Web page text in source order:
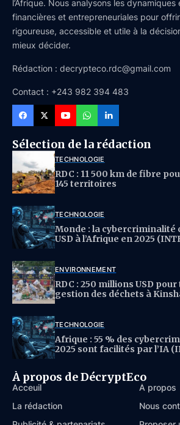
l’Afrique. Nous analysons les dynamiques
financières et entrepreneuriales pour
rigoureuse, accessible et utile à la
mieux décider.
Rédaction : decrypteco.rdc@gmail.com
Contact : +243 982 394 483
Sélection de la rédaction
TECHNOLOGIE
RDC : 11 500 km de fibre
145 territoires
TECHNOLOGIE
Monde : la cybercriminalité
USD à l’Afrique en 2025
ENVIRONNEMENT
RDC : 250 millions USD
gestion des déchets à
TECHNOLOGIE
Afrique : 55 % des
2025 sont facilités par l’IA
À propos de DécryptEco
Acceuil
À propos
La rédaction
Nous